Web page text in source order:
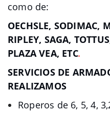
como de:
OECHSLE, SODIMAC,
RIPLEY, SAGA,
PLAZA VEA, ETC.
SERVICIOS DE
REALIZAMOS
Roperos de 6, 5, 4,